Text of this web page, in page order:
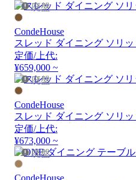
廃盤
CondeHouse
スレッド ダイニング ソリ
定価/上代:
¥659,000 ~
廃盤
CondeHouse
スレッド ダイニング ソリ
定価/上代:
¥673,000 ~
廃盤
CondeHouse